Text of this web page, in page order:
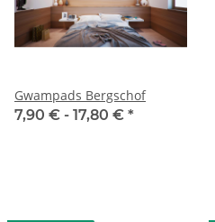
Gwampads Bergschof
7,90 € - 17,80 € *